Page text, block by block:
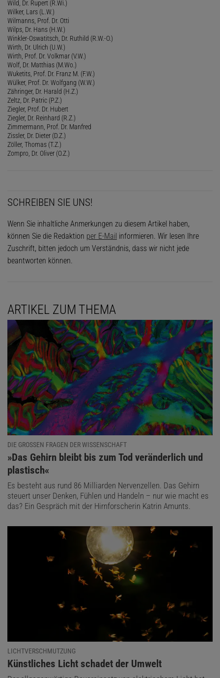
Wild, Dr. Rupert (R.Wi.)
Wilker, Lars (L.W.)
Wilmanns, Prof. Dr. Otti
Wilps, Dr. Hans (H.W.)
Winkler-Oswatitsch, Dr. Ruthild (R.W.-O.)
Wirth, Dr. Ulrich (U.W.)
Wirth, Prof. Dr. Volkmar (V.W.)
Wolf, Dr. Matthias (M.Wo.)
Wuketits, Prof. Dr. Franz M. (F.W.)
Wülker, Prof. Dr. Wolfgang (W.W.)
Zähringer, Dr. Harald (H.Z.)
Zeltz, Dr. Patric (P.Z.)
Ziegler, Prof. Dr. Hubert
Ziegler, Dr. Reinhard (R.Z.)
Zimmermann, Prof. Dr. Manfred
Zissler, Dr. Dieter (D.Z.)
Zöller, Thomas (T.Z.)
Zompro, Dr. Oliver (O.Z.)
SCHREIBEN SIE UNS!
Wenn Sie inhaltliche Anmerkungen zu diesem Artikel haben,
können Sie die Redaktion per E-Mail informieren. Wir lesen Ihre
Zuschrift, bitten jedoch um Verständnis, dass wir nicht jede
beantworten können.
ARTIKEL ZUM THEMA
DIE GROSSEN FRAGEN DER WISSENSCHAFT
:
»Das Gehirn bleibt bis zum Tod veränderlich und
plastisch«
Es besteht aus rund 86 Milliarden Nervenzellen. Das Gehirn
steuert unser Denken, Fühlen und Handeln – nur wie macht es
das? Ein Gespräch mit der Hirnforscherin Katrin Amunts.
LICHTVERSCHMUTZUNG
:
Künstliches Licht schadet der Umwelt